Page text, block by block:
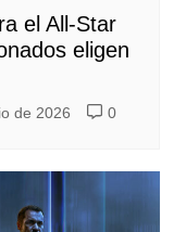
el All-Star
eligen
de 2026 0